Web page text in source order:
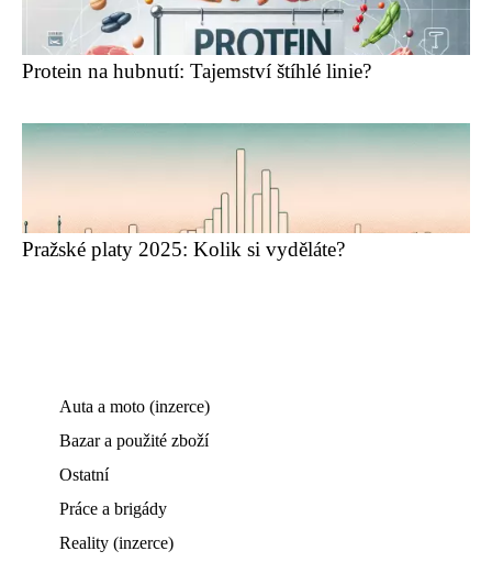
Protein na hubnutí: Tajemství štíhlé linie?
Pražské platy 2025: Kolik si vyděláte?
Auta a moto (inzerce)
Bazar a použité zboží
Ostatní
Práce a brigády
Reality (inzerce)